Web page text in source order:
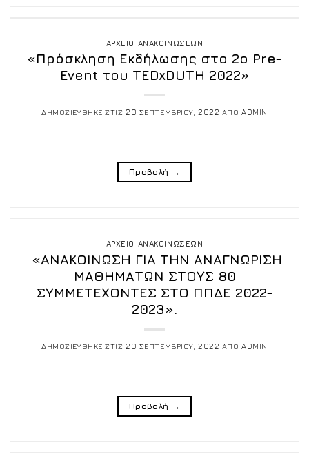
ΑΡΧΕΙΟ ΑΝΑΚΟΙΝΩΣΕΩΝ
«Πρόσκληση Εκδήλωσης στο 2ο Pre-
Event του TEDxDUTH 2022»
ΔΗΜΟΣΙΕΥΘΗΚΕ ΣΤΙΣ20 ΣΕΠΤΕΜΒΡΙΟΥ, 2022 ΑΠΟADMIN
Προβολή →
ΑΡΧΕΙΟ ΑΝΑΚΟΙΝΩΣΕΩΝ
«ΑΝΑΚΟΙΝΩΣΗ ΓΙΑ ΤΗΝ ΑΝΑΓΝΩΡΙΣΗ
ΜΑΘΗΜΑΤΩΝ ΣΤΟΥΣ 80
ΣΥΜΜΕΤΕΧΟΝΤΕΣ ΣΤΟ ΠΠΔΕ 2022-
2023».
ΔΗΜΟΣΙΕΥΘΗΚΕ ΣΤΙΣ20 ΣΕΠΤΕΜΒΡΙΟΥ, 2022 ΑΠΟADMIN
Προβολή →